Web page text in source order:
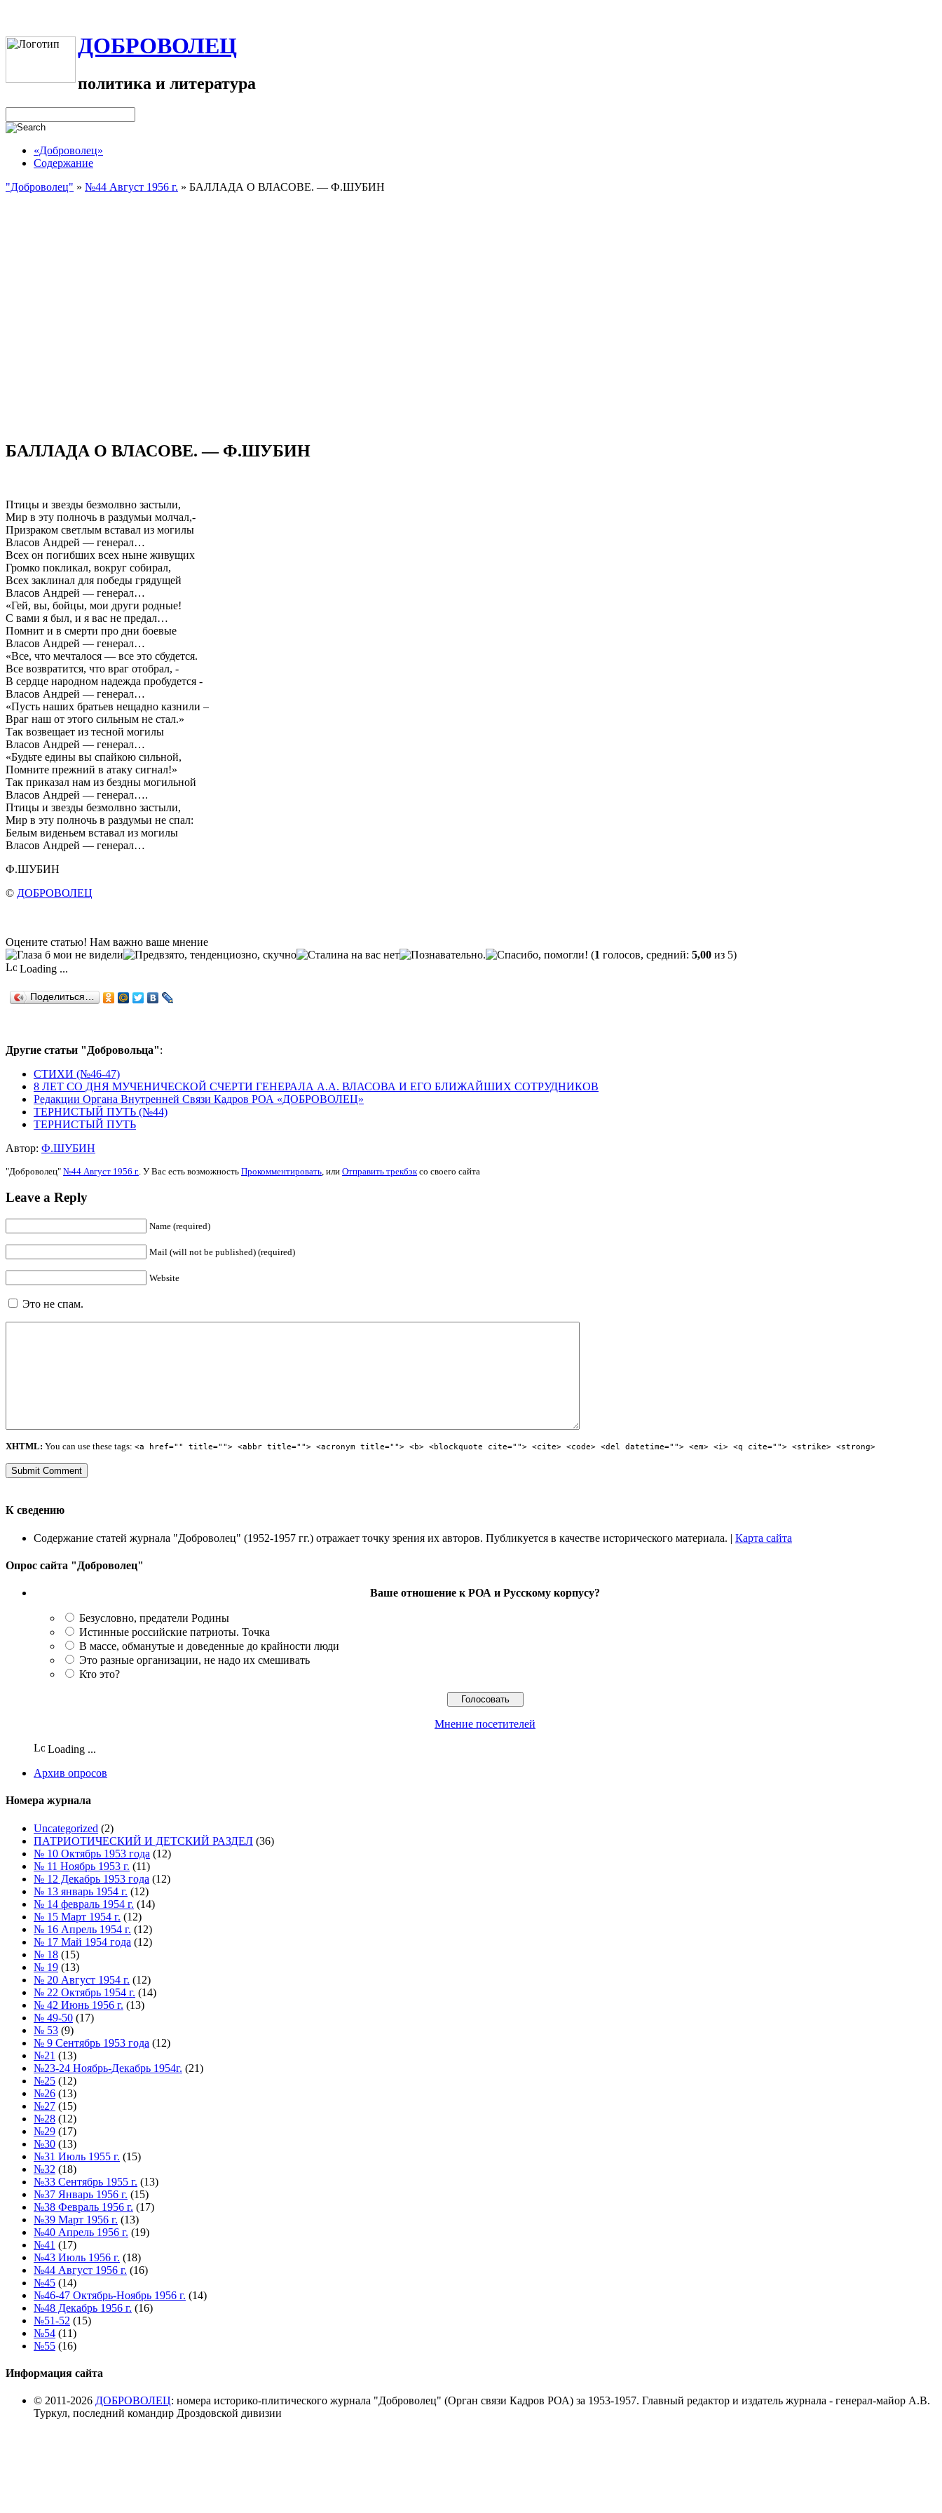
ДОБРОВОЛЕЦ
политика и литература
«Доброволец»
Содержание
"Доброволец" » №44 Август 1956 г. » БАЛЛАДА О ВЛАСОВЕ. — Ф.ШУБИН
БАЛЛАДА О ВЛАСОВЕ. — Ф.ШУБИН
Птицы и звезды безмолвно застыли,
Мир в эту полночь в раздумьи молчал,-
Призраком светлым вставал из могилы
Власов Андрей — генерал…
Всех он погибших всех ныне живущих
Громко покликал, вокруг собирал,
Всех заклинал для победы грядущей
Власов Андрей — генерал…
«Гей, вы, бойцы, мои други родные!
С вами я был, и я вас не предал…
Помнит и в смерти про дни боевые
Власов Андрей — генерал…
«Все, что мечталося — все это сбудется.
Все возвратится, что враг отобрал, -
В сердце народном надежда пробудется -
Власов Андрей — генерал…
«Пусть наших братьев нещадно казнили –
Враг наш от этого сильным не стал.»
Так возвещает из тесной могилы
Власов Андрей — генерал…
«Будьте едины вы спайкою сильной,
Помните прежний в атаку сигнал!»
Так приказал нам из бездны могильной
Власов Андрей — генерал….
Птицы и звезды безмолвно застыли,
Мир в эту полночь в раздумьи не спал:
Белым виденьем вставал из могилы
Власов Андрей — генерал…
Ф.ШУБИН
© ДОБРОВОЛЕЦ
Оцените статью! Нам важно ваше мнение
(1 голосов, средний: 5,00 из 5)
Loading ...
Поделиться…
Другие статьи "Добровольца":
СТИХИ (№46-47)
8 ЛЕТ СО ДНЯ МУЧЕНИЧЕСКОЙ СЧЕРТИ ГЕНЕРАЛА А.А. ВЛАСОВА И ЕГО БЛИЖАЙШИХ СОТРУДНИКОВ
Редакции Органа Внутренней Связи Кадров РОА «ДОБРОВОЛЕЦ»
ТЕРНИСТЫЙ ПУТЬ (№44)
ТЕРНИСТЫЙ ПУТЬ
Автор: Ф.ШУБИН
"Доброволец" №44 Август 1956 г. . У Вас есть возможность Прокомментировать , или Отправить трекбэк со своего сайта
Leave a Reply
Name (required)
Mail (will not be published) (required)
Website
Это не спам.
XHTML: You can use these tags: <a href="" title=""> <abbr title=""> <acronym title=""> <b> <blockquote cite=""> <cite> <code> <del datetime=""> <em> <i> <q cite=""> <strike> <strong>
К сведению
Содержание статей журнала "Доброволец" (1952-1957 гг.) отражает точку зрения их авторов. Публикуется в качестве исторического материала. | Карта сайта
Опрос сайта "Доброволец"
Ваше отношение к РОА и Русскому корпусу?
Безусловно, предатели Родины
Истинные российские патриоты. Точка
В массе, обманутые и доведенные до крайности люди
Это разные организации, не надо их смешивать
Кто это?
Мнение посетителей
Loading ...
Архив опросов
Номера журнала
Uncategorized (2)
ПАТРИОТИЧЕСКИЙ И ДЕТСКИЙ РАЗДЕЛ (36)
№ 10 Октябрь 1953 года (12)
№ 11 Ноябрь 1953 г. (11)
№ 12 Декабрь 1953 года (12)
№ 13 январь 1954 г. (12)
№ 14 февраль 1954 г. (14)
№ 15 Март 1954 г. (12)
№ 16 Апрель 1954 г. (12)
№ 17 Май 1954 года (12)
№ 18 (15)
№ 19 (13)
№ 20 Август 1954 г. (12)
№ 22 Октябрь 1954 г. (14)
№ 42 Июнь 1956 г. (13)
№ 49-50 (17)
№ 53 (9)
№ 9 Сентябрь 1953 года (12)
№21 (13)
№23-24 Ноябрь-Декабрь 1954г. (21)
№25 (12)
№26 (13)
№27 (15)
№28 (12)
№29 (17)
№30 (13)
№31 Июль 1955 г. (15)
№32 (18)
№33 Сентябрь 1955 г. (13)
№37 Январь 1956 г. (15)
№38 Февраль 1956 г. (17)
№39 Март 1956 г. (13)
№40 Апрель 1956 г. (19)
№41 (17)
№43 Июль 1956 г. (18)
№44 Август 1956 г. (16)
№45 (14)
№46-47 Октябрь-Ноябрь 1956 г. (14)
№48 Декабрь 1956 г. (16)
№51-52 (15)
№54 (11)
№55 (16)
Информация сайта
© 2011-2026 ДОБРОВОЛЕЦ: номера историко-плитического журнала "Доброволец" (Орган связи Кадров РОА) за 1953-1957. Главный редактор и издатель журнала - генерал-майор А.В.
Туркул, последний командир Дроздовской дивизии